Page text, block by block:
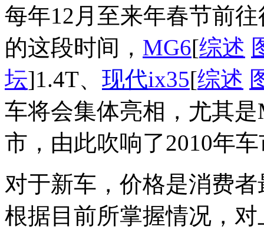
每年12月至来年春节前
的这段时间， MG6[综述
坛]1.4T、 现代ix35[综述
车将会集体亮相，尤其
市，由此吹响了2010年
对于新车，价格是消费
根据目前所掌握情况，